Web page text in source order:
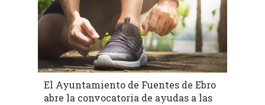
El Ayuntamiento de Fuentes de Ebro
abre la convocatoria de ayudas a las